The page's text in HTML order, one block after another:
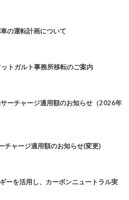
の運転計画について
トガルト事務所移転のご案内
ーチャージ適用額のお知らせ（2026年
ャージ適用額のお知らせ(変更)
ーを活用し、カーボンニュートラル実